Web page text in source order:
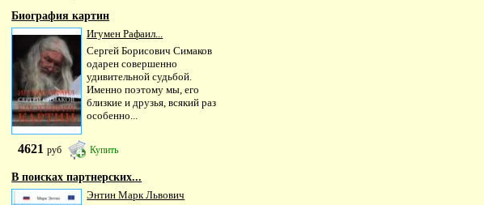
Биография картин
Игумен Рафаил...
Сергей Борисович Симаков
одарен совершенно
удивительной судьбой.
Именно поэтому мы, его
близкие и друзья, всякий раз
особенно...
4621руб Купить
В поисках партнерских...
Энтин Марк Львович